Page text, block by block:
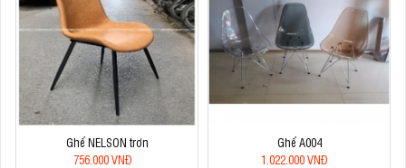
Ghế NELSON trơn
756.000 VNĐ
Ghế A004
1.022.000 VNĐ